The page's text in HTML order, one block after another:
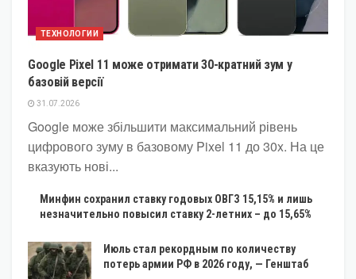
ТЕХНОЛОГИИ
Google Pixel 11 може отримати 30-кратний зум у
базовій версії
31.07.2026
Google може збільшити максимальний рівень
цифрового зуму в базовому Pixel 11 до 30x. На це
вказують нові...
Минфин сохранил ставку годовых ОВГЗ 15,15% и лишь
незначительно повысил ставку 2-летних – до 15,65%
Июль стал рекордным по количеству
потерь армии РФ в 2026 году, — Генштаб